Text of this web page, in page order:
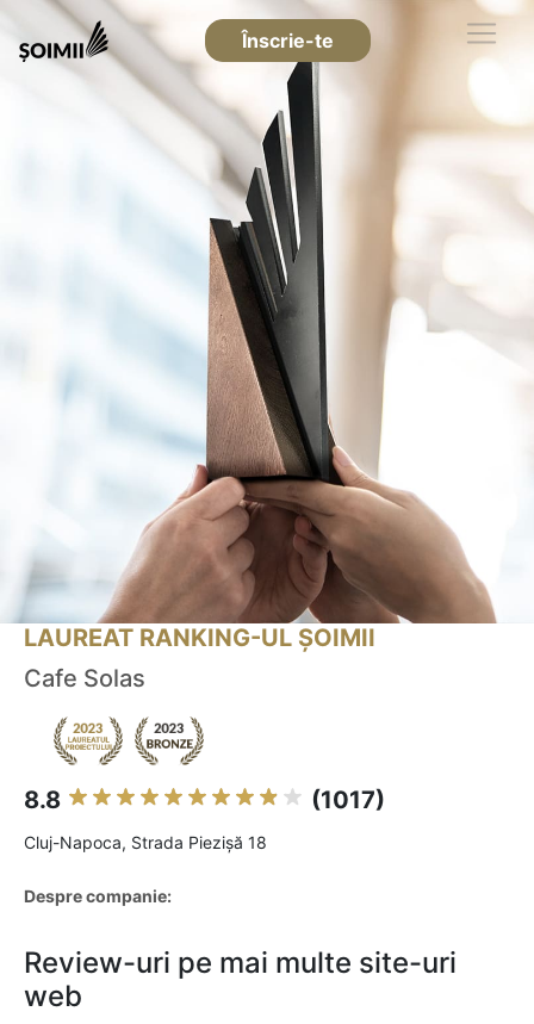
Înscrie-te
LAUREAT RANKING-UL ȘOIMII
Cafe Solas
8.8 (1017)
Cluj-Napoca, Strada Piezișă 18
Despre companie:
Review-uri pe mai multe site-uri
web